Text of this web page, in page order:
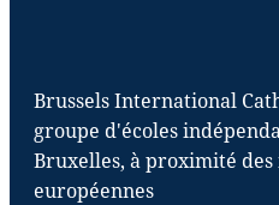
Brussels International
groupe d'écoles
Bruxelles, à proximité
européennes